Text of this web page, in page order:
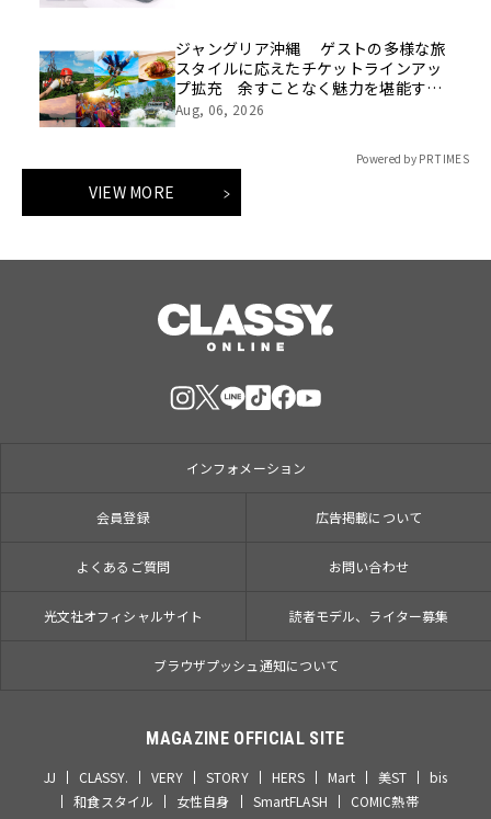
ジャングリア沖縄 ゲストの多様な旅
スタイルに応えたチケットラインアッ
プ拡充 余すことなく魅力を堪能する
「ロイヤルチケット」新登場
Aug, 06, 2026
Powered by PR TIMES
VIEW MORE
インフォメーション
会員登録 広告掲載について
よくあるご質問 お問い合わせ
光文社オフィシャルサイト 読者モデル、ライター募集
ブラウザプッシュ通知について
MAGAZINE OFFICIAL SITE
JJ CLASSY. VERY STORY HERS Mart 美ST
bis
和食スタイル
女性自身 SmartFLASH
COMIC熱帯